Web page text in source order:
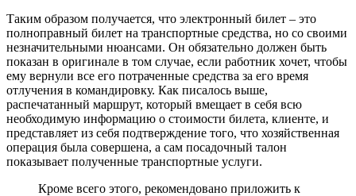
Таким образом получается, что электронный билет – это
полноправный билет на транспортные средства, но со своими
незначительными нюансами. Он обязательно должен быть
показан в оригинале в том случае, если работник хочет, чтобы
ему вернули все его потраченные средства за его время
отлучения в командировку. Как писалось выше,
распечатанный маршрут, который вмещает в себя всю
необходимую информацию о стоимости билета, клиенте, и
представляет из себя подтверждение того, что хозяйственная
операция была совершена, а сам посадочный талон
показывает полученные транспортные услуги.
Кроме всего этого, рекомендовано приложить к